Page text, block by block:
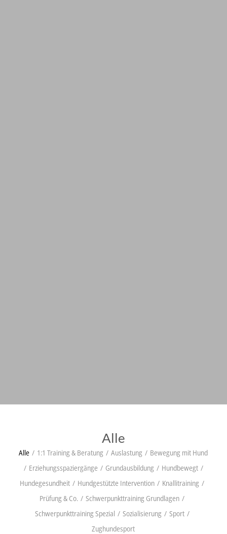
Alle
Alle / 1:1 Training & Beratung / Auslastung / Bewegung mit Hund
/ Erziehungsspaziergänge / Grundausbildung / Hundbewegt /
Hundegesundheit / Hundgestützte Intervention / Knallitraining /
Prüfung & Co. / Schwerpunkttraining Grundlagen /
Schwerpunkttraining Spezial / Sozialisierung / Sport /
Zughundesport